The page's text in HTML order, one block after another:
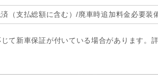
（支払総額に含む）/廃車時追加料金必要装
て新車保証が付いている場合があります。